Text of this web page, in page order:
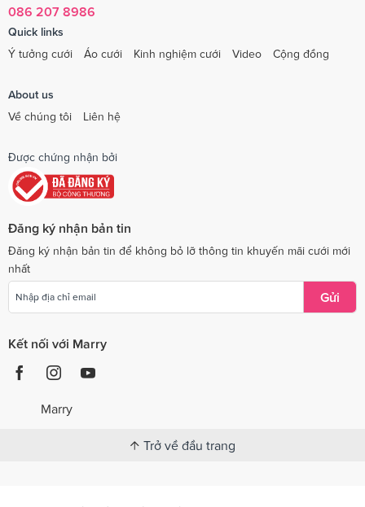
086 207 8986
Quick links
Ý tưởng cưới
Áo cưới Kinh nghiệm cưới Video Cộng đồng
About us
Về chúng tôi
Liên hệ
Được chứng nhận bởi
Đăng ký nhận bản tin
Đăng ký nhận bản tin để không bỏ lỡ thông tin khuyến mãi cưới mới
nhất
Gửi
Kết nối với Marry
Marry
Trở về đầu trang